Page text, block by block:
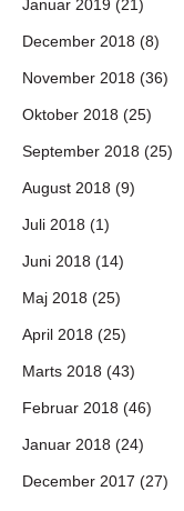
Januar 2019 (21)
December 2018 (8)
November 2018 (36)
Oktober 2018 (25)
September 2018 (25)
August 2018 (9)
Juli 2018 (1)
Juni 2018 (14)
Maj 2018 (25)
April 2018 (25)
Marts 2018 (43)
Februar 2018 (46)
Januar 2018 (24)
December 2017 (27)